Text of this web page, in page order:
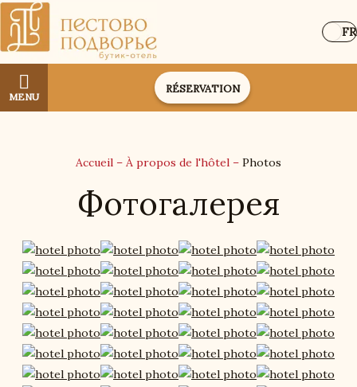
FR
MENU
RÉSERVATION
Accueil – À propos de l'hôtel – Photos
Фотогалерея